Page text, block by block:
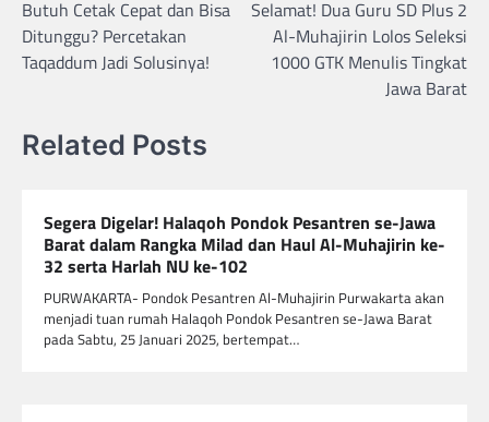
pos
Butuh Cetak Cepat dan Bisa
Ditunggu? Percetakan
Taqaddum Jadi Solusinya!
Selamat! Dua Guru SD Plus 2
Al-Muhajirin Lolos Seleksi
1000 GTK Menulis Tingkat
Jawa Barat
Related Posts
Segera Digelar! Halaqoh Pondok Pesantren se-Jawa
Barat dalam Rangka Milad dan Haul Al-Muhajirin ke-
32 serta Harlah NU ke-102
PURWAKARTA- Pondok Pesantren Al-Muhajirin Purwakarta akan
menjadi tuan rumah Halaqoh Pondok Pesantren se-Jawa Barat
pada Sabtu, 25 Januari 2025, bertempat…